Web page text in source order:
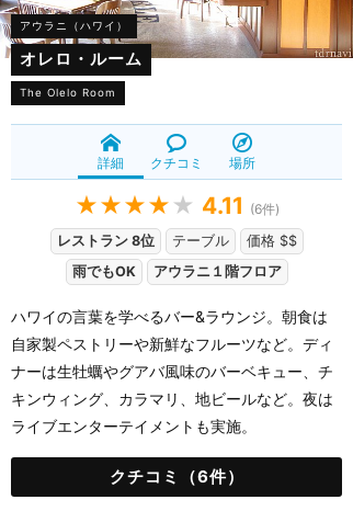
アウラニ（ハワイ）
オレロ・ルーム
The Olelo Room
詳細 クチコミ 場所
★★★★ ★ 4.11 (6件)
レストラン 8位
テーブル
価格 $$
雨でもOK
アウラニ１階フロア
ハワイの言葉を学べるバー&ラウンジ。朝食は
自家製ペストリーや新鮮なフルーツなど。ディ
ナーは生牡蠣やグアバ風味のバーベキュー、チ
キンウィング、カラマリ、地ビールなど。夜は
ライブエンターテイメントも実施。
クチコミ（6件）